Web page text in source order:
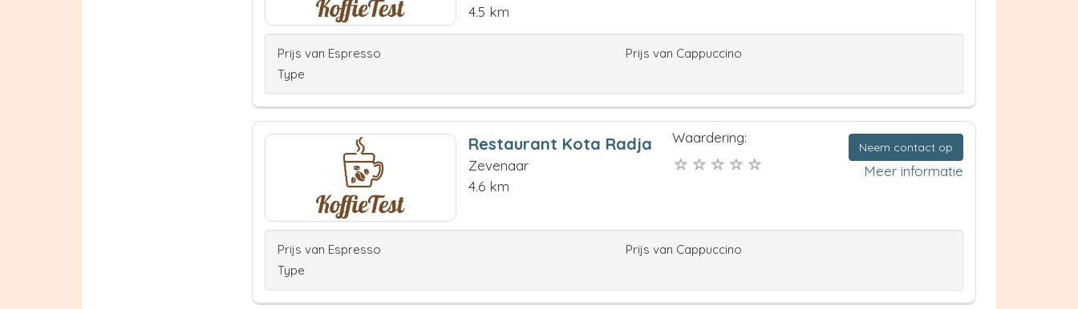
4.5 km
Prijs van Espresso
Prijs van Cappuccino
Type
Restaurant Kota Radja
Zevenaar
4.6 km
Waardering:
Neem contact op
Meer informatie
Prijs van Espresso
Prijs van Cappuccino
Type